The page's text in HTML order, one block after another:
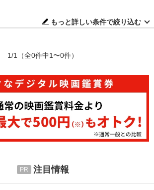
もっと詳しい条件で絞り込む
1/1 （全0件中1〜0件）
注目情報